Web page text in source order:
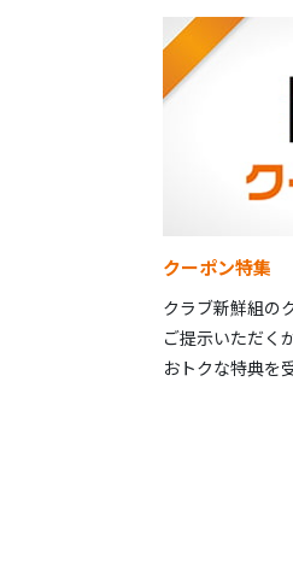
クーポン特集
クラブ新鮮組の
ご提示いただく
おトクな特典を